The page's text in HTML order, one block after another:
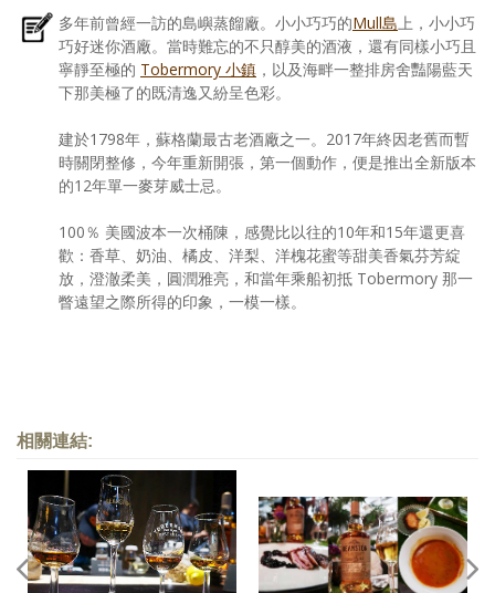
多年前曾經一訪的島嶼蒸餾廠。小小巧巧的Mull島上，小小巧
巧好迷你酒廠。當時難忘的不只醇美的酒液，還有同樣小巧且
寧靜至極的 Tobermory 小鎮 ，以及海畔一整排房舍豔陽藍天
下那美極了的既清逸又紛呈色彩。
建於1798年，蘇格蘭最古老酒廠之一。2017年終因老舊而暫
時關閉整修，今年重新開張，第一個動作，便是推出全新版本
的12年單一麥芽威士忌。
100％ 美國波本一次桶陳，感覺比以往的10年和15年還更喜
歡：香草、奶油、橘皮、洋梨、洋槐花蜜等甜美香氣芬芳綻
放，澄澈柔美，圓潤雅亮，和當年乘船初抵 Tobermory 那一
瞥遠望之際所得的印象，一模一樣。
相關連結: